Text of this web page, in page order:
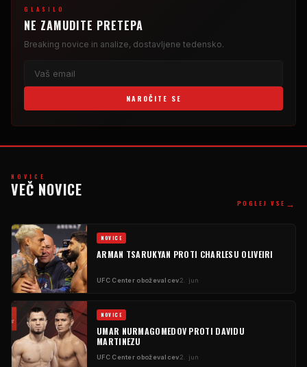
GLASILO
NE ZAMUDITE PRETEPA
Breaking novice in analize, dostavljene tedensko.
NAROČITE SE
NOVICE
VEČ NOVICE
POGLEJ VSE →
NOVICE
ARMAN TSARUKYAN PROTI CHARLESU OLIVEIRI
UFCCenter oboževalcev2. jun
NOVICE
UMAR NURMAGOMEDOV PROTI DAVIDU
MARTINEZU
UFCCenter oboževalcev2. jun